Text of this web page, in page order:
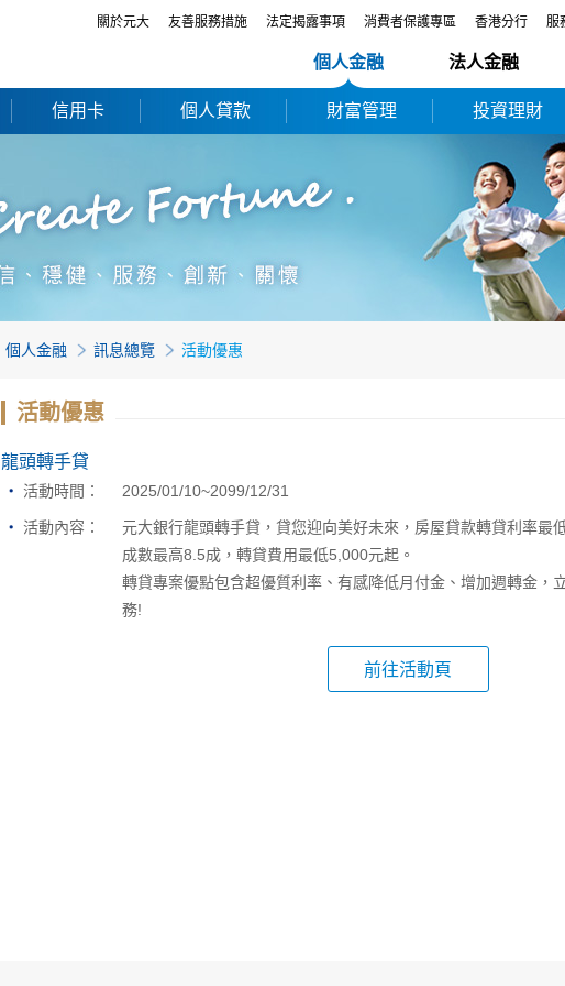
關於元大 友善服務措施 法定揭露事項 消費者保護專區 香港分行 服
個人金融 法人金融
信用卡 個人貸款 財富管理 投資理財
個人金融 訊息總覽 活動優惠
活動優惠
龍頭轉手貸
活動時間： 2025/01/10~2099/12/31
活動內容：
元大銀行龍頭轉手貸，貸您迎向美好未來，房屋貸款轉貸利率最
成數最高8.5成，轉貸費用最低5,000元起。
轉貸專案優點包含超優質利率、有感降低月付金、增加週轉金，
務!
前往活動頁